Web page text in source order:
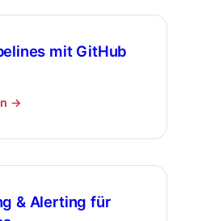
mit GitHub
→
& Alerting für